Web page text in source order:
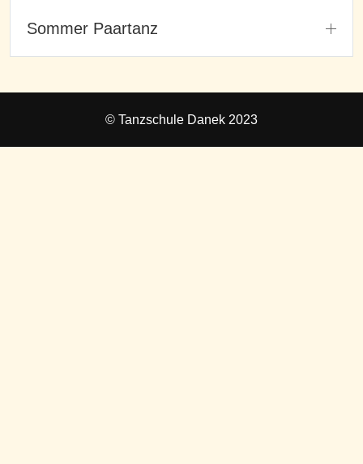
Sommer Paartanz
© Tanzschule Danek 2023